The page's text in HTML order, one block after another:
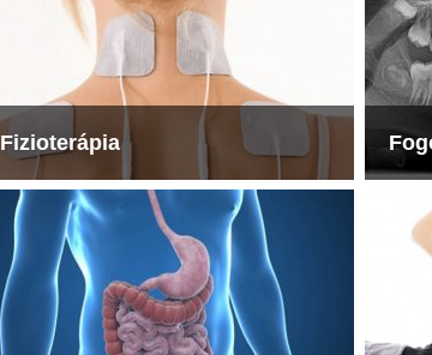
Fizioterápia